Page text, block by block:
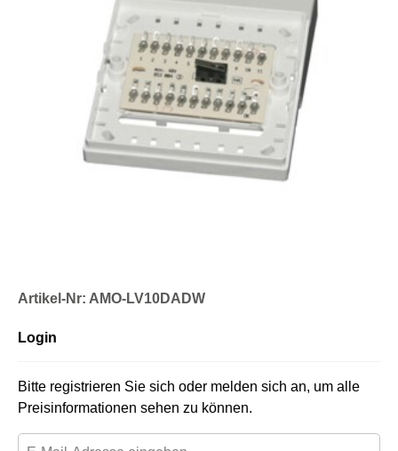
Artikel-Nr: AMO-LV10DADW
Login
Bitte registrieren Sie sich oder melden sich an, um alle
Preisinformationen sehen zu können.